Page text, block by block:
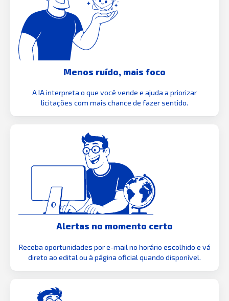
Menos ruído, mais foco
A IA interpreta o que você vende e ajuda a priorizar
licitações com mais chance de fazer sentido.
Alertas no momento certo
Receba oportunidades por e-mail no horário escolhido e vá
direto ao edital ou à página oficial quando disponível.